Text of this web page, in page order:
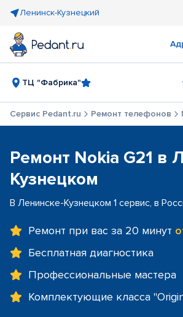
Ленинск-Кузнецкий
ТЦ "Фабрика"
Сервис Pedant.ru Ремонт телефонов
Ремонт Nokia G21 в
Кузнецком
В Ленинске-Кузнецком 1 сервис, в
Ремонт при вас за 20 минут
Бесплатная диагностика
Профессиональные мастера
Комплектующие класса